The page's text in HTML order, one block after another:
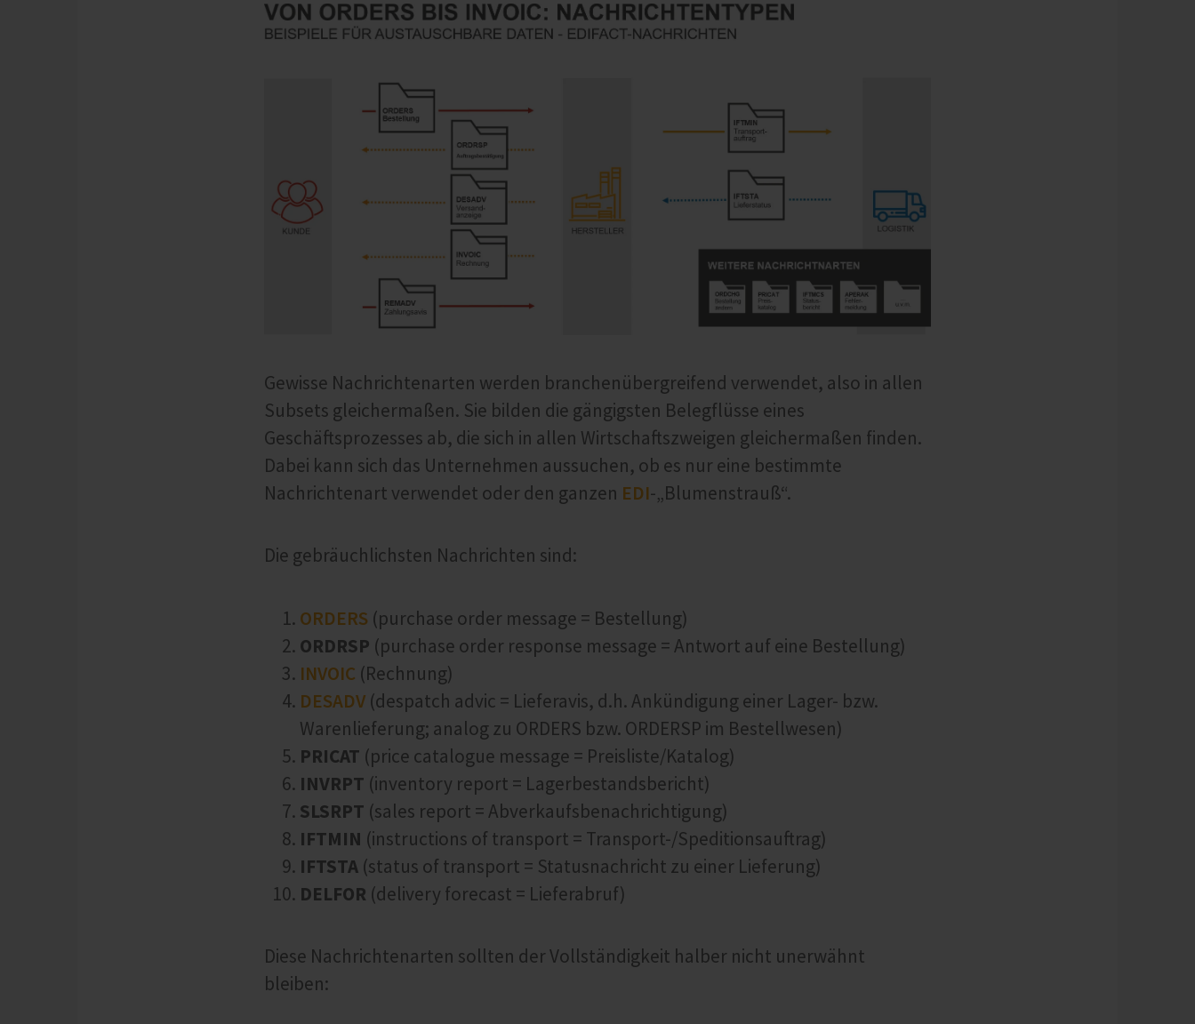
Gewisse Nachrichtenarten werden branchenübergreifend verwendet, also in allen
Subsets gleichermaßen. Sie bilden die gängigsten Belegflüsse eines
Geschäftsprozesses ab, die sich in allen Wirtschaftszweigen gleichermaßen finden.
Dabei kann sich das Unternehmen aussuchen, ob es nur eine bestimmte
Nachrichtenart verwendet oder den ganzen EDI-„Blumenstrauß“.
Die gebräuchlichsten Nachrichten sind:
ORDERS (purchase order message = Bestellung)
ORDRSP (purchase order response message = Antwort auf eine Bestellung)
INVOIC (Rechnung)
DESADV (despatch advic = Lieferavis, d.h. Ankündigung einer Lager- bzw.
Warenlieferung; analog zu ORDERS bzw. ORDERSP im Bestellwesen)
PRICAT (price catalogue message = Preisliste/Katalog)
INVRPT (inventory report = Lagerbestandsbericht)
SLSRPT (sales report = Abverkaufsbenachrichtigung)
IFTMIN (instructions of transport = Transport-/Speditionsauftrag)
IFTSTA (status of transport = Statusnachricht zu einer Lieferung)
DELFOR (delivery forecast = Lieferabruf)
Diese Nachrichtenarten sollten der Vollständigkeit halber nicht unerwähnt
bleiben: